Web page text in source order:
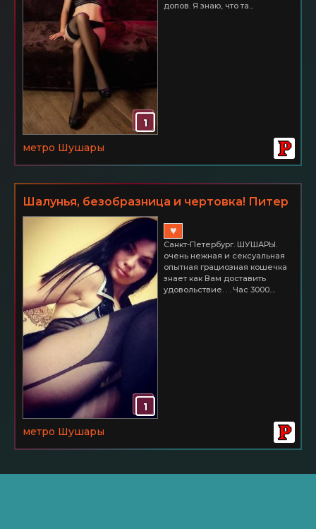
1
допов. Я знаю, что та...
метро Шушары
Шалунья, безобразница и чертовка! Питер
ШУШАРЫ Час 3000
1
♥
Санкт-Петербург. ШУШАРЫ.
очень нежная и сексуальная
опытная грациозная кошечка
знает как Вам доставить
удовольствие. . . Час 3000....
метро Шушары